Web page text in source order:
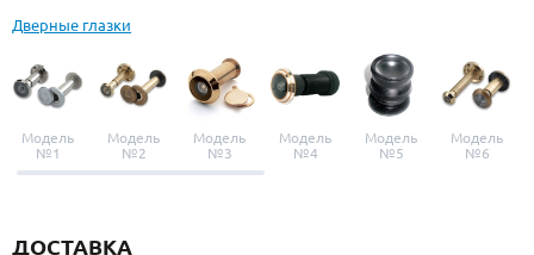
Дверные глазки
Модель
№1
Модель
№2
Модель
№3
Модель
№4
Модель
№5
Модель
№6
ДОСТАВКА